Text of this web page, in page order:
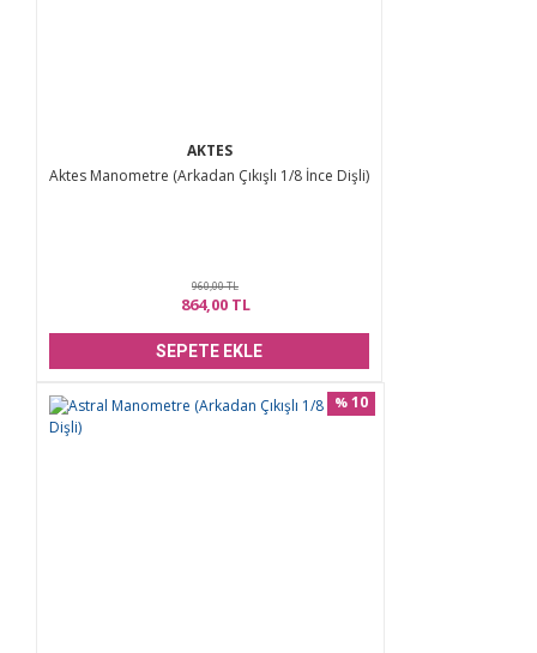
AKTES
Aktes Manometre (Arkadan Çıkışlı 1/8 İnce Dişli)
960,00 TL
864,00 TL
SEPETE EKLE
% 10